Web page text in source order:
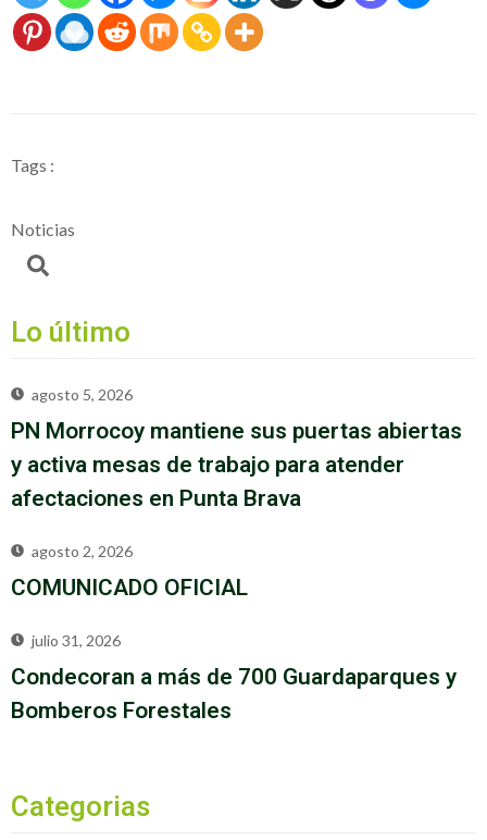
Tags :
Noticias
Lo último
agosto 5, 2026
PN Morrocoy mantiene sus puertas abiertas
y activa mesas de trabajo para atender
afectaciones en Punta Brava
agosto 2, 2026
COMUNICADO OFICIAL
julio 31, 2026
Condecoran a más de 700 Guardaparques y
Bomberos Forestales
Categorias